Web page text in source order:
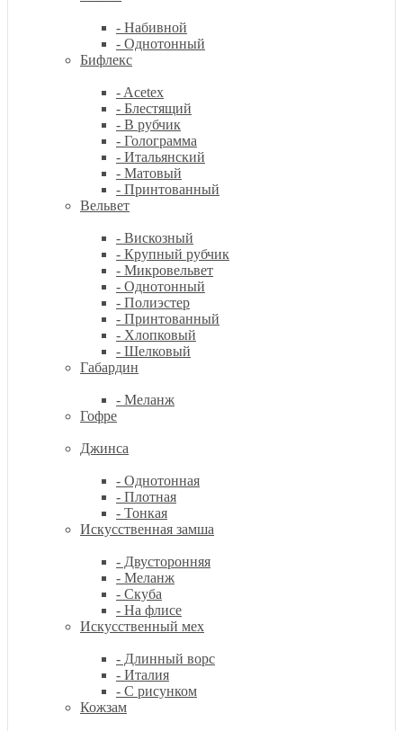
- Набивной
- Однотонный
Бифлекс
- Acetex
- Блестящий
- В рубчик
- Голограмма
- Итальянский
- Матовый
- Принтованный
Вельвет
- Вискозный
- Крупный рубчик
- Микровельвет
- Однотонный
- Полиэстер
- Принтованный
- Хлопковый
- Шелковый
Габардин
- Меланж
Гофре
Джинса
- Однотонная
- Плотная
- Тонкая
Искусственная замша
- Двусторонняя
- Меланж
- Скуба
- На флисе
Искусственный мех
- Длинный ворс
- Италия
- С рисунком
Кожзам